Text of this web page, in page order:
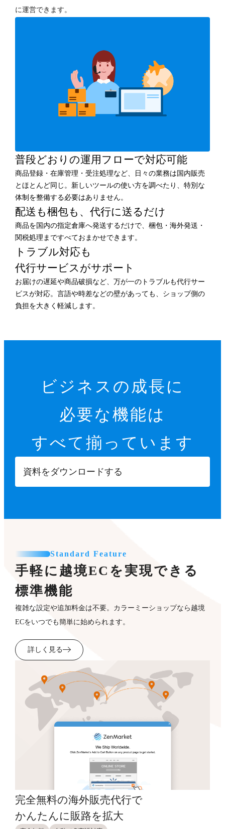
に運営できます。
普段どおりの運用フローで対応可能
商品登録・在庫管理・受注処理など、日々の業務は国内販売
とほとんど同じ。新しいツールの使い方を調べたり、特別な
体制を整備する必要はありません。
配送も梱包も、代行に送るだけ
商品を国内の指定倉庫へ発送するだけで、梱包・海外発送・
関税処理まですべておまかせできます。
トラブル対応も
代行サービスがサポート
お届けの遅延や商品破損など、万が一のトラブルも代行サー
ビスが対応。言語や時差などの壁があっても、ショップ側の
負担を大きく軽減します。
ビジネスの成長に
必要な機能は
すべて揃っています
資料をダウンロードする
Standard Feature
手軽に越境ECを実現できる
標準機能
複雑な設定や追加料金は不要。カラーミーショップなら越境
ECをいつでも簡単に始められます。
詳しく見る
完全無料の海外販売代行で
かんたんに販路を拡大